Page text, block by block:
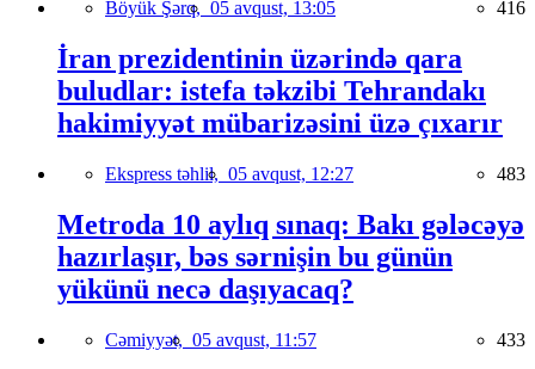
Böyük Şərq, 05 avqust, 13:05 416
İran prezidentinin üzərində qara
buludlar: istefa təkzibi Tehrandakı
hakimiyyət mübarizəsini üzə çıxarır
Ekspress təhlil, 05 avqust, 12:27 483
Metroda 10 aylıq sınaq: Bakı gələcəyə
hazırlaşır, bəs sərnişin bu günün
yükünü necə daşıyacaq?
Cəmiyyət, 05 avqust, 11:57 433